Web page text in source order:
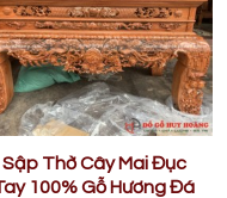
Sập Thờ Cây Mai Đục
100% Gỗ Hương Đá